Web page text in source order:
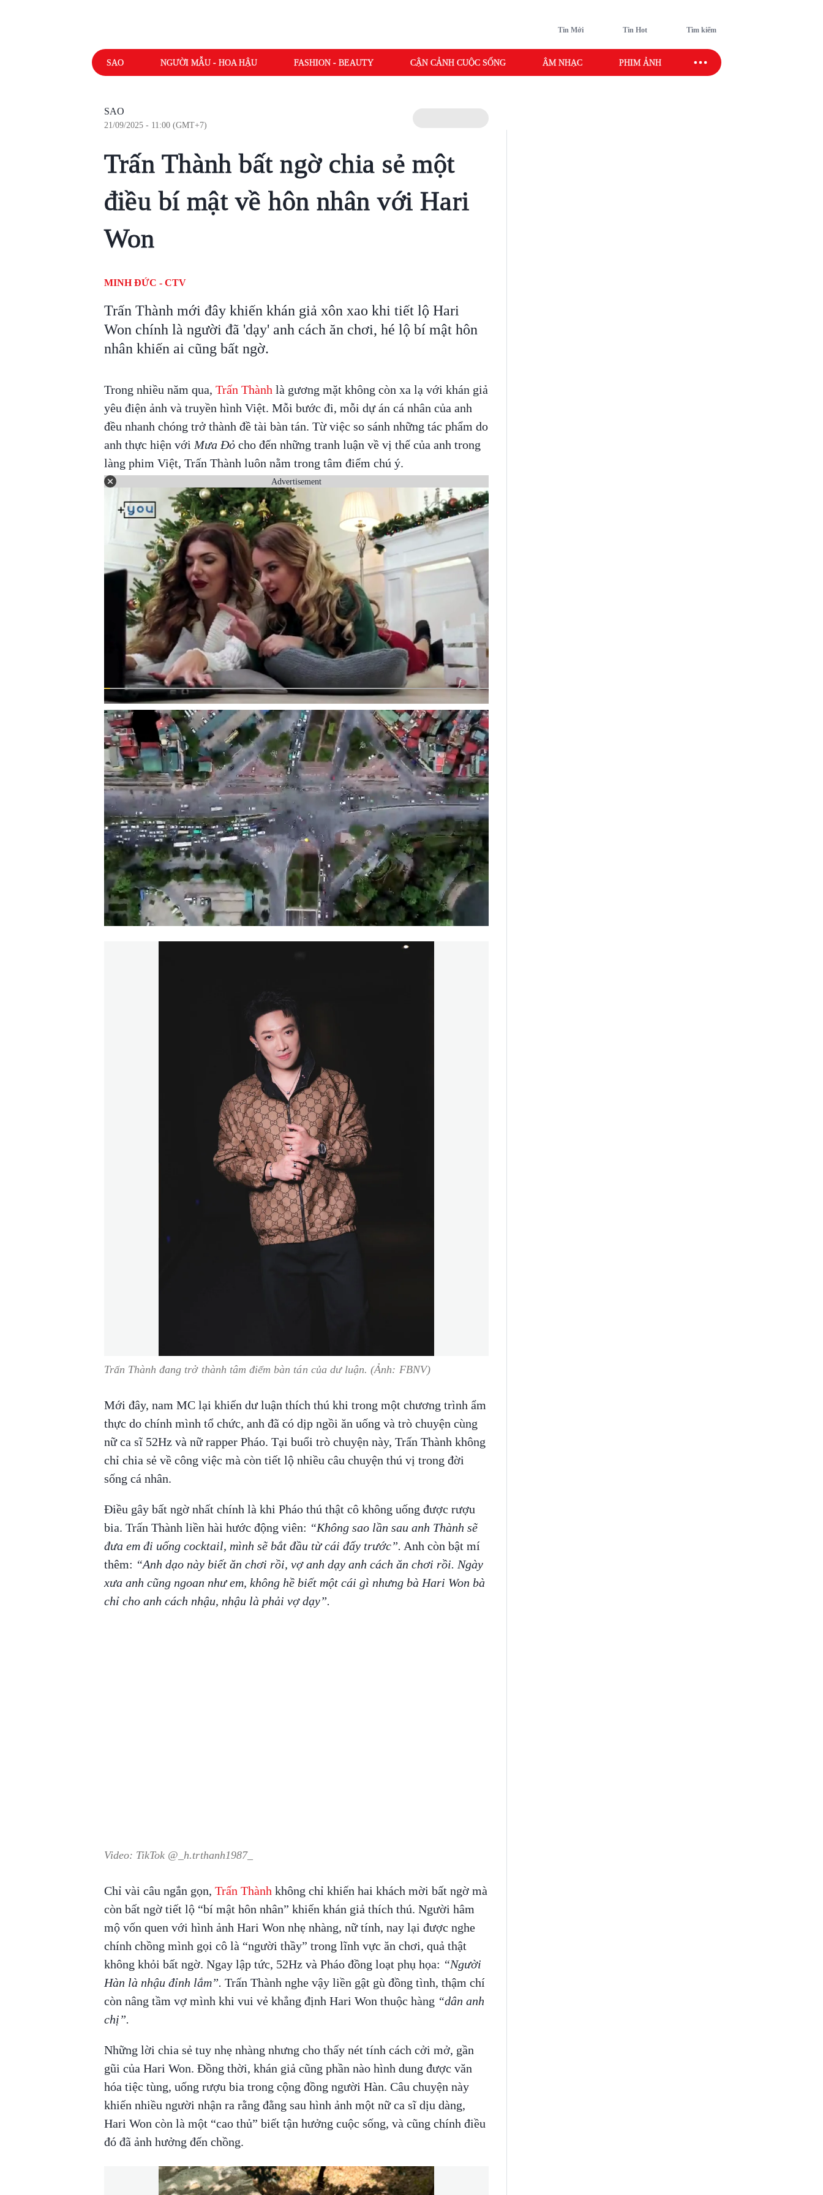
Tin Mới Tin Hot Tìm kiếm
SAO NGƯỜI MẪU - HOA HẬU FASHION - BEAUTY CẬN CẢNH CUỘC SỐNG ÂM NHẠC PHIM ẢNH SAO SPORT
SAO
21/09/2025 - 11:00 (GMT+7)
Trấn Thành bất ngờ chia sẻ một
điều bí mật về hôn nhân với Hari
Won
MINH ĐỨC - CTV
Trấn Thành mới đây khiến khán giả xôn xao khi tiết lộ Hari
Won chính là người đã 'dạy' anh cách ăn chơi, hé lộ bí mật hôn
nhân khiến ai cũng bất ngờ.
Trong nhiều năm qua, Trấn Thành là gương mặt không còn xa lạ với khán giả
yêu điện ảnh và truyền hình Việt. Mỗi bước đi, mỗi dự án cá nhân của anh
đều nhanh chóng trở thành đề tài bàn tán. Từ việc so sánh những tác phẩm do
anh thực hiện với Mưa Đỏcho đến những tranh luận về vị thế của anh trong
làng phim Việt, Trấn Thành luôn nằm trong tâm điểm chú ý.
Advertisement
Trấn Thành đang trở thành tâm điểm bàn tán của dư luận.(Ảnh: FBNV)
Mới đây, nam MC lại khiến dư luận thích thú khi trong một chương trình ẩm
thực do chính mình tổ chức, anh đã có dịp ngồi ăn uống và trò chuyện cùng
nữ ca sĩ 52Hz và nữ rapper Pháo. Tại buổi trò chuyện này, Trấn Thành không
chỉ chia sẻ về công việc mà còn tiết lộ nhiều câu chuyện thú vị trong đời
sống cá nhân.
Điều gây bất ngờ nhất chính là khi Pháo thú thật cô không uống được rượu
bia. Trấn Thành liền hài hước động viên: “Không sao lần sau anh Thành sẽ
đưa em đi uống cocktail, mình sẽ bắt đầu từ cái đấy trước”. Anh còn bật mí
thêm: “Anh dạo này biết ăn chơi rồi, vợ anh dạy anh cách ăn chơi rồi. Ngày
xưa anh cũng ngoan như em, không hề biết một cái gì nhưng bà Hari Won bà
chỉ cho anh cách nhậu, nhậu là phải vợ dạy”.
Video: TikTok @_h.trthanh1987_
Chỉ vài câu ngắn gọn, Trấn Thànhkhông chỉ khiến hai khách mời bất ngờ mà
còn bất ngờ tiết lộ “bí mật hôn nhân” khiến khán giả thích thú. Người hâm
mộ vốn quen với hình ảnh Hari Won nhẹ nhàng, nữ tính, nay lại được nghe
chính chồng mình gọi cô là “người thầy” trong lĩnh vực ăn chơi, quả thật
không khỏi bất ngờ. Ngay lập tức, 52Hz và Pháo đồng loạt phụ họa: “Người
Hàn là nhậu đỉnh lắm”. Trấn Thành nghe vậy liền gật gù đồng tình, thậm chí
còn nâng tầm vợ mình khi vui vẻ khẳng định Hari Won thuộc hàng “dân anh
chị”.
Những lời chia sẻ tuy nhẹ nhàng nhưng cho thấy nét tính cách cởi mở, gần
gũi của Hari Won. Đồng thời, khán giả cũng phần nào hình dung được văn
hóa tiệc tùng, uống rượu bia trong cộng đồng người Hàn. Câu chuyện này
khiến nhiều người nhận ra rằng đằng sau hình ảnh một nữ ca sĩ dịu dàng,
Hari Won còn là một “cao thủ” biết tận hưởng cuộc sống, và cũng chính điều
đó đã ảnh hưởng đến chồng.